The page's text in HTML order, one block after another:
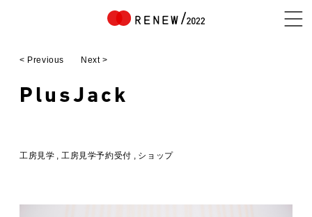
< Previous Next >
PlusJack
工房見学 工房見学予約受付 ショップ